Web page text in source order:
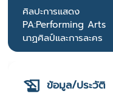
ศิลปะการแสดง
PA:Performing Arts
นาฏศิลป์และการละคร
ข้อมูล/ประวัติ